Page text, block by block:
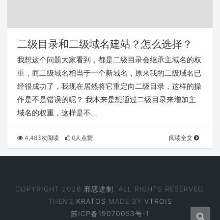
二级目录和二级域名建站？怎么选择？
我想这个问题大家看到，都是二级目录会继承主域名的权
重，而二级域名相当于一个新域名，原来我的二级域名已
经很成功了，我现在居然将它重定向二级目录，这样的操
作是不是错误的呢？ 我本来是想通过二级目录来增加主
域名的权重，这样是不…
4,483次阅读 0人点赞 阅读全文
COPYRIGHT 2026 邪恶进制 . ALL RIGHTS RESERVED.
THEME KRATOS MADE BY VTROIS
苏ICP备19070053号-1